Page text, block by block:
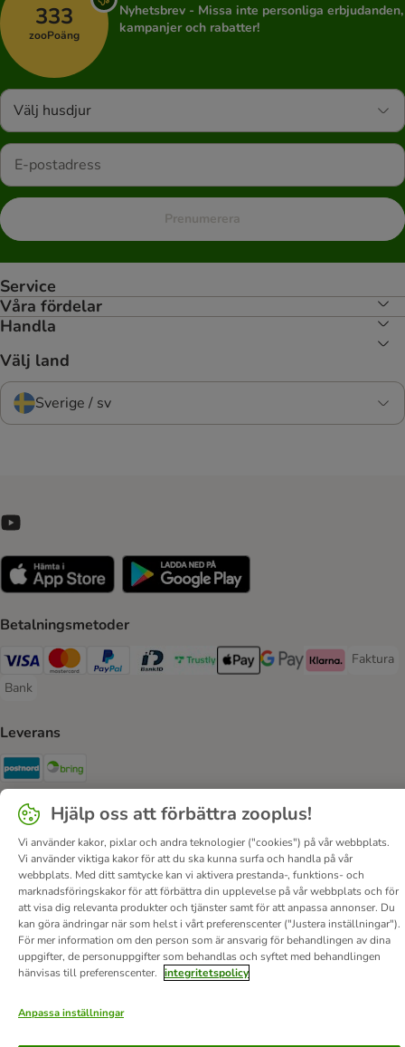
333
zooPoäng
Nyhetsbrev - Missa inte personliga erbjudanden,
kampanjer och rabatter!
Välj husdjur
Prenumerera
Service
Våra fördelar
Handla
Välj land
Sverige / sv
Betalningsmetoder
Visa Payment Method
Mastercard Payment Method
PayPal Payment Method
BankID Payment Method
Trustly Payment Method
Apple Pay Payment Method
Googple Pay Payment
Klarna Payment
Faktura
Faktura
Bank
Bank Payment Method
Leverans
Postnord Shipping Method
Säkerhet
Security Security
Om oss Karriär Corporate Website
Om företaget
Dataskydd
Tillgänglighetspolicy
Hjälp oss att förbättra zooplus!
Vi använder kakor, pixlar och andra teknologier ("cookies") på vår webbplats.
Vi använder viktiga kakor för att du ska kunna surfa och handla på vår
webbplats. Med ditt samtycke kan vi aktivera prestanda-, funktions- och
marknadsföringskakor för att förbättra din upplevelse på vår webbplats och för
att visa dig relevanta produkter och tjänster samt för att anpassa annonser. Du
kan göra ändringar när som helst i vårt preferenscenter ("Justera inställningar").
För mer information om den person som är ansvarig för behandlingen av dina
uppgifter, de personuppgifter som behandlas och syftet med behandlingen
hänvisas till preferenscenter. integritetspolicy
Anpassa inställningar